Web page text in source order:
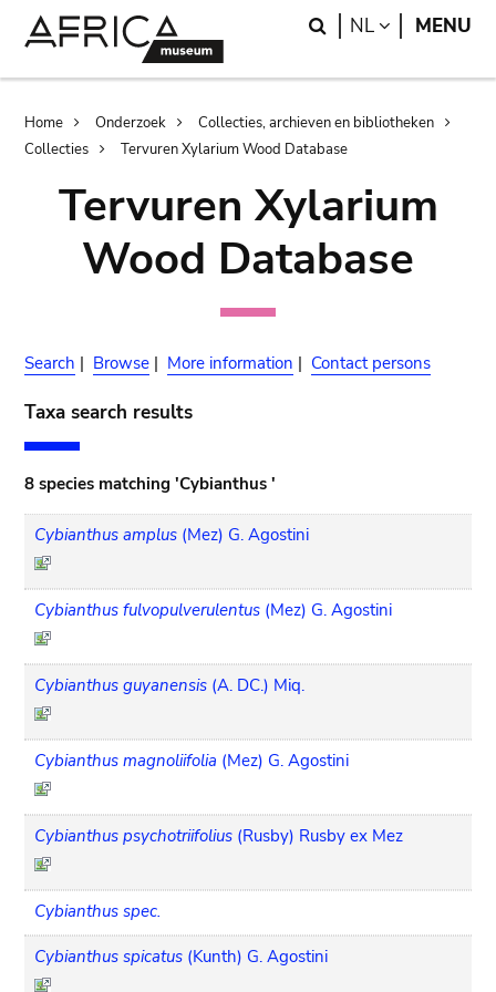
Search
NL LANGUAGE
MENU
Breadcrumb
Home Onderzoek
Collecties, archieven en bibliotheken
Collecties
Tervuren Xylarium Wood Database
Tervuren Xylarium
Wood Database
Search | Browse | More information | Contact persons
Taxa search results
8 species matching 'Cybianthus '
Cybianthus amplus (Mez) G. Agostini
Cybianthus fulvopulverulentus (Mez) G. Agostini
Cybianthus guyanensis (A. DC.) Miq.
Cybianthus magnoliifolia (Mez) G. Agostini
Cybianthus psychotriifolius (Rusby) Rusby ex Mez
Cybianthus spec.
Cybianthus spicatus (Kunth) G. Agostini